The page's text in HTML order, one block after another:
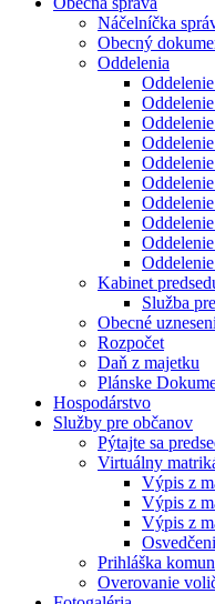
Náčelníčka
Obecný
Oddelenia
Kabinet
Služba
Obecné
Rozpočet
Daň z majetku
Plánske
Hospodárstvo
Služby pre občanov
Pýtajte sa
Virtuálny
Výpis z
Výpis z
Výpis z
Prihláška
Overovanie